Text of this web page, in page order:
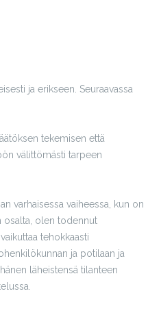
ja erikseen. Seuraavassa
tekemisen että
välittömästi tarpeen
varhaisessa vaiheessa, kun on
osalta, olen todennut
tehokkaasti
ja potilaan ja
läheistensä tilanteen